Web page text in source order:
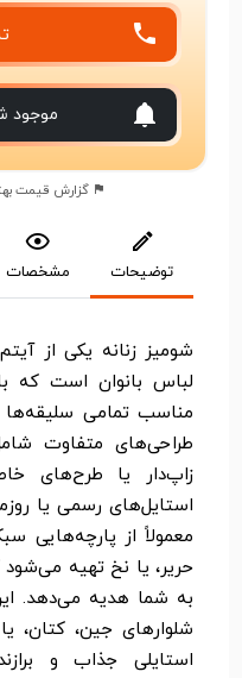
موجود
گزارش قیمت
توضیحات مشخصات
شومیز زنانه یکی از
لباس بانوان است که
مناسب تمامی
طراحی‌های متفاوت
زاپ‌دار یا طرح‌های
استایل‌های رسمی یا
معمولاً از پارچه‌هایی
حریر، یا نخ تهیه
به شما هدیه می‌دهد.
شلوارهای جین،
استایلی جذاب و